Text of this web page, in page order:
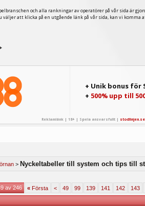
och alla rankningar av operatörer på vår sida är
väljer att klicka på en utgående länk på vår sida, kan vi
+ Unik bonus för
+ 500% upp till
Reklamlänk | 18+ | Spela ansvarsfullt | stodlinjen.se
> Nyckeltabeller till system och tips till
av 246 «Första < 49 99 139 141 142 143